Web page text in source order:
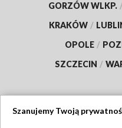
GORZÓW WLKP.
KRAKÓW /
OPOLE /
SZCZECIN /
Szanujemy Twoją